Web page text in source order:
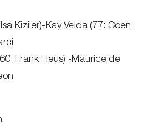
Kiziler)-Kay Velda (77: Coen
Frank Heus) -Maurice de